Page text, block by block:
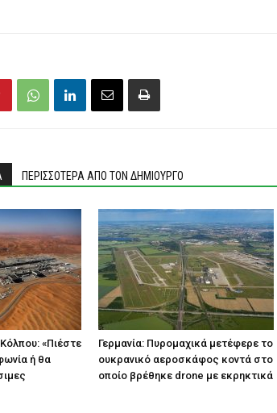
ΠΕΡΙΣΣΟΤΕΡΑ ΑΠΟ ΤΟΝ ΔΗΜΙΟΥΡΓΟ
«Πιέστε
ή θα
Γερμανία: Πυρομαχικά μετέφερε το
ουκρανικό αεροσκάφος κοντά στο
οποίο βρέθηκε drone με εκρηκτικά